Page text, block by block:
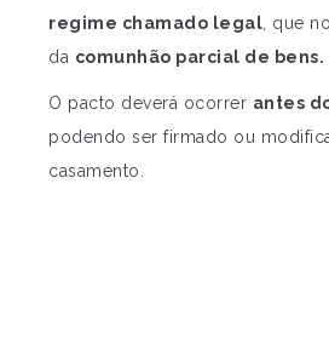
regime chamado legal , que
da comunhão parcial de bens.
O pacto deverá ocorrer antes
podendo ser firmado ou
casamento.